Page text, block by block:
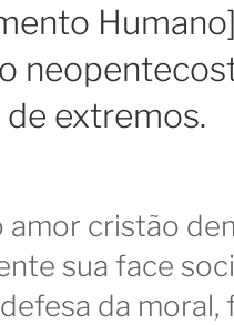
extremos.
amor cristão
sua face
da moral,